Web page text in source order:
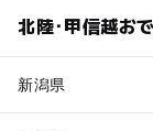
北陸･甲信越お
新潟県